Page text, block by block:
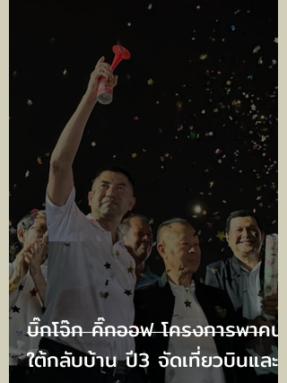
บิ๊กโจ๊ก คิ๊กออฟ โครงการพาคน
ใต้กลับบ้าน ปี3 จัดเที่ยวบินและ